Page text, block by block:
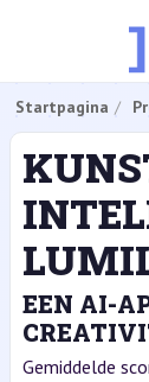
Startpagina
EEN AI-
Gemiddelde